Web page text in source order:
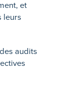
et
leurs
audits